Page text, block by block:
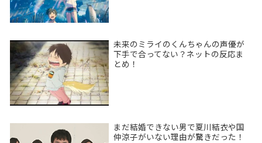
未来のミライのくんちゃんの声優が
下手で合ってない？ネットの反応ま
とめ！
まだ結婚できない男で夏川結衣や国
仲涼子がいない理由が驚きだった！